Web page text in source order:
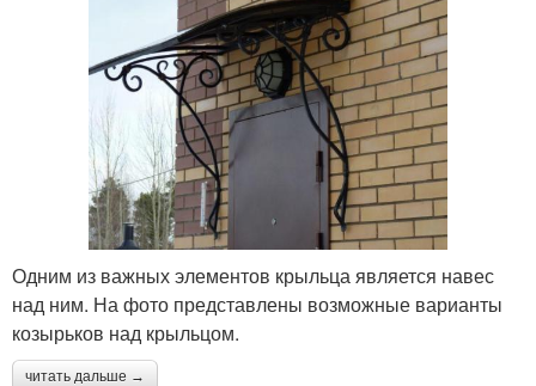
Одним из важных элементов крыльца является навес
над ним. На фото представлены возможные варианты
козырьков над крыльцом.
читать дальше →